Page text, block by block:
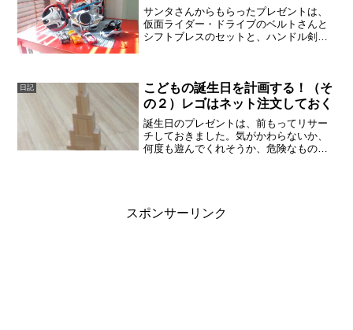
サンタさんからもらったプレゼントは、
仮面ライダー・ドライブのベルトさんと
シフトブレスのセットと、ハンドル剣で
う！オモチャ屋さんまで行...
日記
こどもの誕生日を計画する！（そ
の２）レゴはネット注文しておく
誕生日のプレゼントは、前もってリサー
チしておきました。気がかわらないか、
何度も遊んでくれそうか、危険なもので
スポンサーリンク